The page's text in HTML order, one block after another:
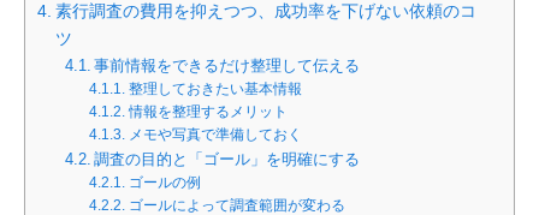
素行調査の費用を抑えつつ、成功率を下げない依頼のコ
ツ
事前情報をできるだけ整理して伝える
整理しておきたい基本情報
情報を整理するメリット
メモや写真で準備しておく
調査の目的と「ゴール」を明確にする
ゴールの例
ゴールによって調査範囲が変わる